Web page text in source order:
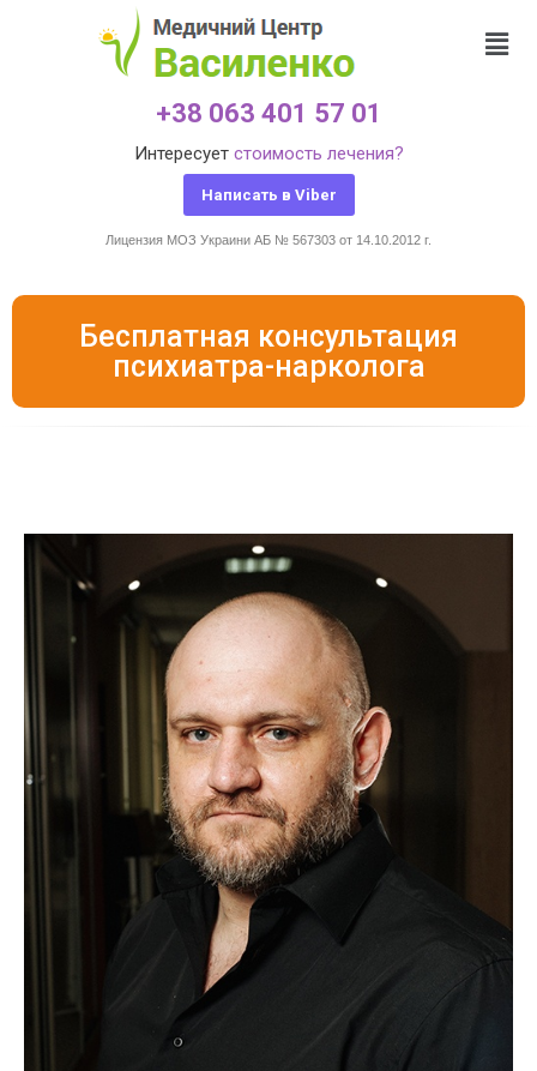
+38 063 401 57 01
Интересует стоимость лечения?
Написать в Viber
Лицензия МОЗ Украини АБ № 567303 от 14.10.2012 г.
Бесплатная консультация
психиатра-нарколога